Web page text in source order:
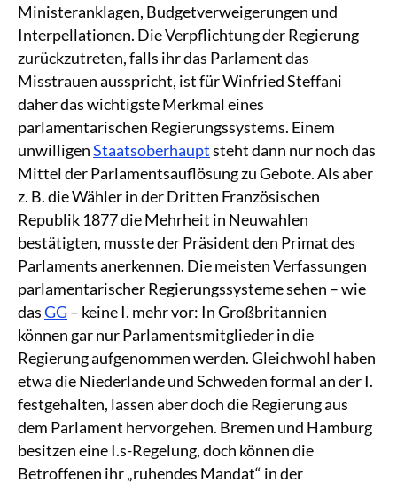
Ministeranklagen, Budgetverweigerungen und
Interpellationen. Die Verpflichtung der Regierung
zurückzutreten, falls ihr das Parlament das
Misstrauen ausspricht, ist für Winfried Steffani
daher das wichtigste Merkmal eines
parlamentarischen Regierungssystems. Einem
unwilligenStaatsoberhauptsteht dann nur noch das
Mittel der Parlamentsauflösung zu Gebote. Als aber
z. B. die Wähler in der Dritten Französischen
Republik 1877 die Mehrheit in Neuwahlen
bestätigten, musste der Präsident den Primat des
Parlaments anerkennen. Die meisten Verfassungen
parlamentarischer Regierungssysteme sehen – wie
dasGG – keine I. mehr vor: In Großbritannien
können gar nur Parlamentsmitglieder in die
Regierung aufgenommen werden. Gleichwohl haben
etwa die Niederlande und Schweden formal an der I.
festgehalten, lassen aber doch die Regierung aus
dem Parlament hervorgehen. Bremen und Hamburg
besitzen eine I.s-Regelung, doch können die
Betroffenen ihr „ruhendes Mandat“ in der